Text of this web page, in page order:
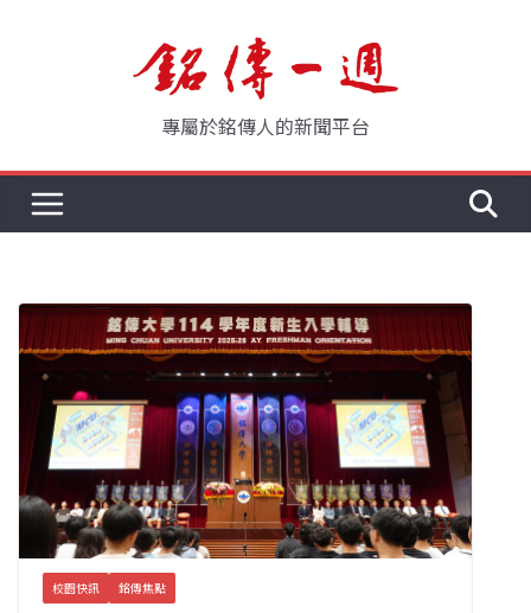
專屬於銘傳人的新聞平台
校園快訊 銘傳焦點